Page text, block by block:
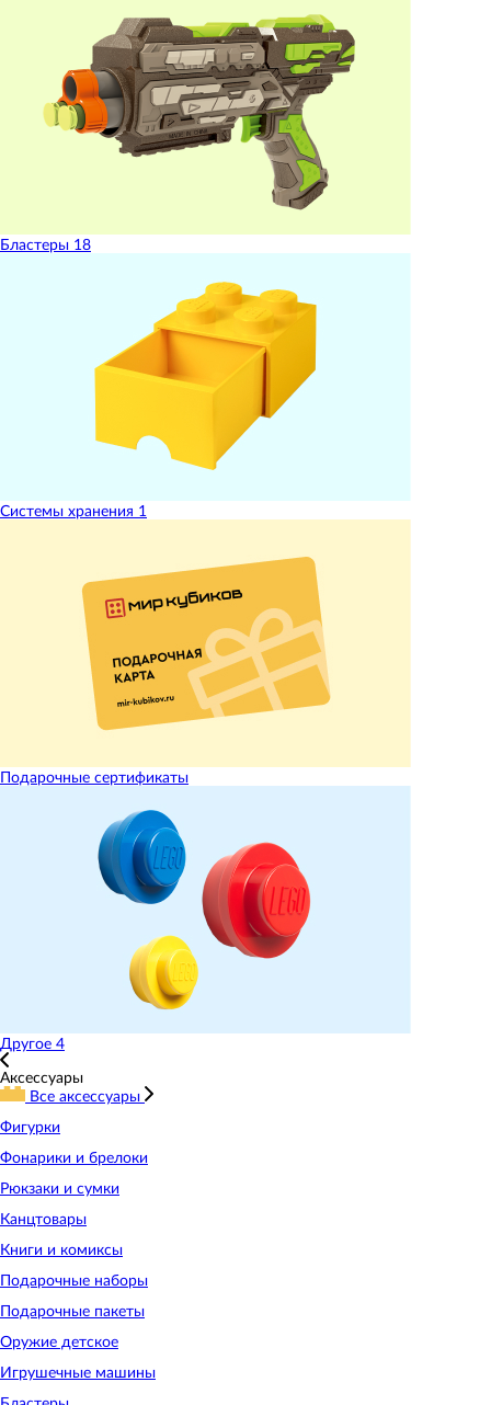
Бластеры 18
Системы хранения 1
Подарочные сертификаты
Другое 4
Аксессуары
Все аксессуары
Фигурки
Фонарики и брелоки
Рюкзаки и сумки
Канцтовары
Книги и комиксы
Подарочные наборы
Подарочные пакеты
Оружие детское
Игрушечные машины